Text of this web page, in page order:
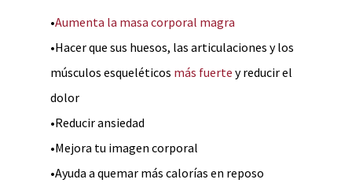
•Aumenta la masa corporal magra
•Hacer que sus huesos, las articulaciones y los
músculos esqueléticos más fuerte y reducir el
dolor
•Reducir ansiedad
•Mejora tu imagen corporal
•Ayuda a quemar más calorías en reposo